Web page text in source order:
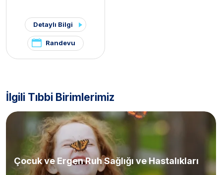
Detaylı Bilgi
Randevu
İlgili Tıbbi Birimlerimiz
Çocuk ve Ergen Ruh Sağlığı ve Hastalıkları